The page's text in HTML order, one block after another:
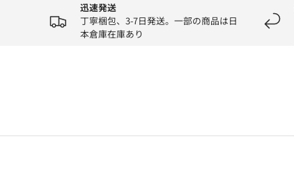
迅速発送
丁寧梱包、3-7日発送。一部の商品は日
本倉庫在庫あり